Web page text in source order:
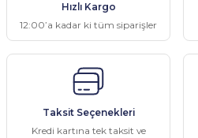
Ürün resmi kalitesiz, bozuk veya
Ürün bilgilerinde hatalar bulunuyor.
Ürün fiyatı diğer sitelerden daha pahalı.
Bu ürüne benzer farklı alternatifler
Hızlı Kargo
12:00’a kadar ki tüm siparişler
Taksit Seçenekleri
Kredi kartına tek taksit ve